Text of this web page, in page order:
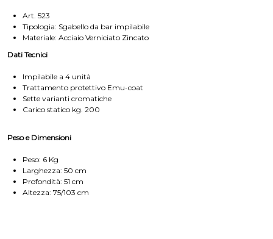
Art. 523
Tipologia: Sgabello da bar impilabile
Materiale: Acciaio Verniciato Zincato
Dati Tecnici
Impilabile a 4 unità
Trattamento protettivo Emu-coat
Sette varianti cromatiche
Carico statico kg. 200
Peso e Dimensioni
Peso: 6 Kg
Larghezza: 50 cm
Profondità: 51 cm
Altezza: 75/103 cm